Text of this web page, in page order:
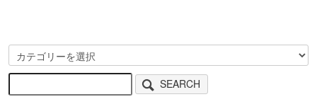
SEARCH